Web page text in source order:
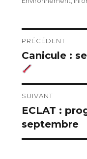
Navigation
de
l’article
PRÉCÉDENT
Publication
précédente :
Canicule :
SUIVANT
Publication
suivante :
ECLAT :
septembre